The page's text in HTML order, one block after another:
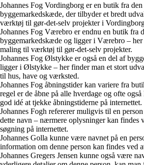
Johannes Fog Vordingborg er en butik fra
byggemarkedskæde, der tilbyder et bredt
værktøj til gør-det-selv projekter i
Johannes Fog Værebro er endnu en butik fra
byggemarkedskæde og ligger i Værebro – her
maling til værktøj til gør-det-selv projekter.
Johannes Fog Ølstykke er også en del af
ligger i Ølstykke – her finder man et stort
til hus, have og værksted.
Johannes Fog åbningstider kan variere fra
regel er de åbne på alle hverdage og ofte
god idé at tjekke åbningstiderne på internettet.
Johannes Fogh refererer muligvis til en
dette navn – nærmere oplysninger kan findes
søgning på internettet.
Johannes Golla kunne være navnet på en
information om denne person kan findes ved
Johannes Gregers Jensen kunne også være